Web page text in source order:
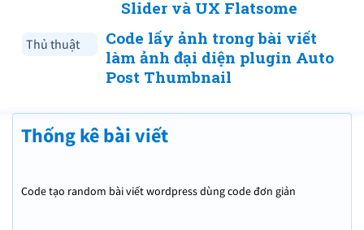
Slider và UX Flatsome
Thủ thuật
Code lấy ảnh trong bài viết
làm ảnh đại diện plugin Auto
Post Thumbnail
Thống kê bài viết
Code tạo random bài viết wordpress dùng code đơn giản